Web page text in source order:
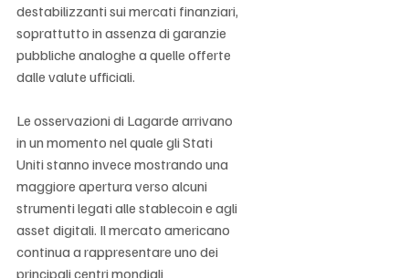
destabilizzanti sui mercati finanziari,
soprattutto in assenza di garanzie
pubbliche analoghe a quelle offerte
dalle valute ufficiali.
Le osservazioni di Lagarde arrivano
in un momento nel quale gli Stati
Uniti stanno invece mostrando una
maggiore apertura verso alcuni
strumenti legati alle stablecoin e agli
asset digitali. Il mercato americano
continua a rappresentare uno dei
principali centri mondiali